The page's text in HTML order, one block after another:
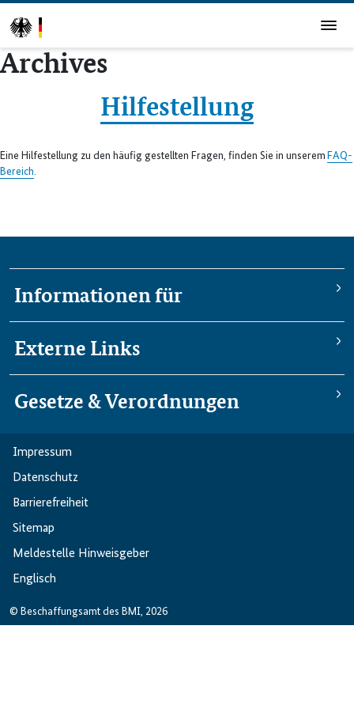
Archives
Hilfestellung
Eine Hilfestellung zu den häufig gestellten Fragen, finden Sie in unserem FAQ-
Bereich.
Informationen für
Externe Links
Gesetze & Verordnungen
Impressum
Datenschutz
Barriere­freiheit
Sitemap
Meldestelle Hinweisgeber
Englisch
© Beschaffungsamt des BMI, 2026